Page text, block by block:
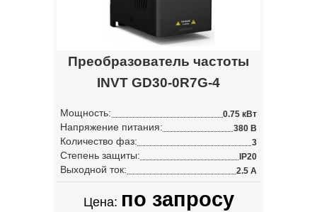
Преобразователь частоты
INVT GD30-0R7G-4
Мощность: 0.75 кВт
Напряжение питания: 380 В
Количество фаз: 3
Степень защиты: IP20
Выходной ток: 2.5 А
Цена: по запросу